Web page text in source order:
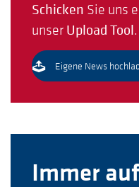
Schicken Sie uns
unser Upload Tool.
Eigene News
Immer